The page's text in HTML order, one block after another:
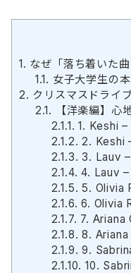
1. なぜ「落ち着いた
1.1. 女子大学生の
2. クリスマスドライ
2.1.
【洋楽編】心
2.1.1. 1. Keshi –
2.1.2. 2. Keshi
2.1.3. 3. Lauv
2.1.4. 4. Lauv
2.1.5. 5. Olivia
2.1.6. 6. Olivia
2.1.7. 7. Ariana
2.1.8. 8. Ariana
2.1.9. 9.
2.1.10. 10.